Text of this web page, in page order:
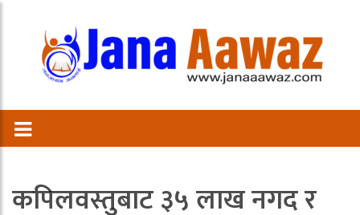
कपिलवस्तुबाट ३५ लाख नगद र